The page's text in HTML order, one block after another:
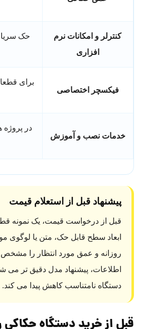
کنترلر و امکانات نرم
افزاری
حک
فیکسچر اختصاصی
برای
خدمات نصب و آموزش
در پروژه
پیشنهاد قبل از استعلام قیمت
قبل از درخواست قیمت، یک نمونه
ابعاد سطح قابل حک، متن یا لوگوی
روزانه و عمق مورد انتظار را مشخص
اطلاعات، پیشنهاد مدل دقیق تر می
دستگاه نامتناسب کاهش پیدا می کند.
قبل از خرید دستگاه